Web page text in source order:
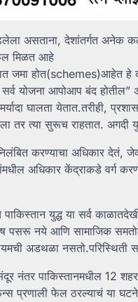
असताना, देशांतर्गत
मिळत आहे
जमा होत(schemes)आहेत हे
सर्व योजना आपोआप बंद
घालता येतात.तरीही,
त्या सुरूच राहतात. अगदी
करण्याचा अधिकार देतं,
अधिकार केंद्राकडे वर्ग
युद्ध या सर्व
पसरू नये आणि सामाजिक
अडथळा नसतो.परिस्थिती
नंतर पाकिस्तानमधील 12
प्रणाली फेल ठरल्याचं या